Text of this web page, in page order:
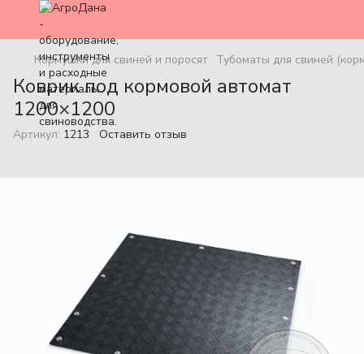
Кормушки для свиней и поросят Тубоматы для свиней
Коврик под кормовой автомат
1200×1200
Артикул: 1213 Оставить отзыв